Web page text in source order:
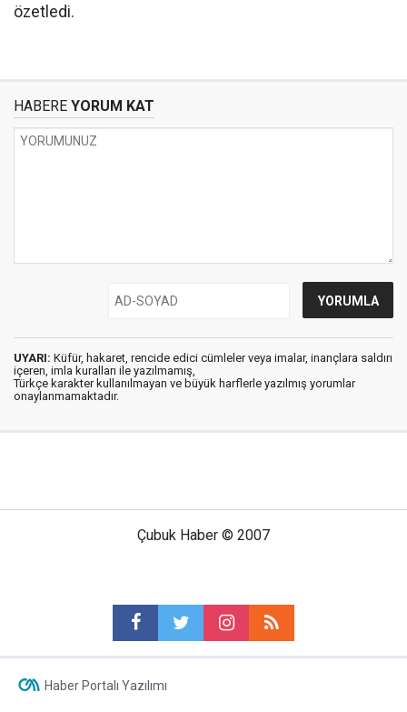
özetledi.
HABERE YORUM KAT
UYARI: Küfür, hakaret, rencide edici cümleler veya imalar, inançlara saldırı
içeren, imla kuralları ile yazılmamış,
Türkçe karakter kullanılmayan ve büyük harflerle yazılmış yorumlar
onaylanmamaktadır.
Çubuk Haber © 2007
Haber Portalı Yazılımı